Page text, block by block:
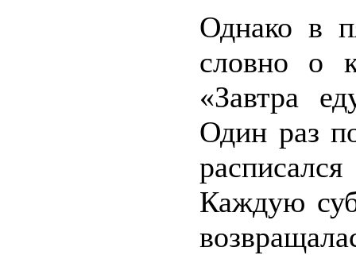
Однако в
словно о
«Завтра
Один раз
Каждую